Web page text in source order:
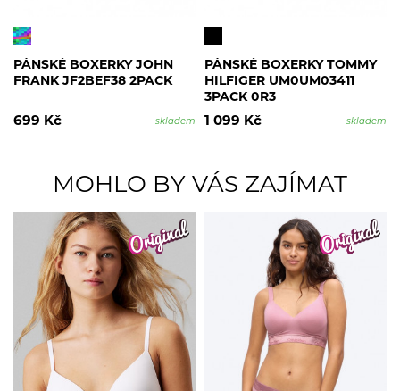
PÁNSKÉ BOXERKY JOHN
FRANK JF2BEF38 2PACK
699 Kč skladem
PÁNSKÉ BOXERKY TOMMY
HILFIGER UM0UM03411
3PACK 0R3
1 099 Kč
skladem
MOHLO BY VÁS ZAJÍMAT